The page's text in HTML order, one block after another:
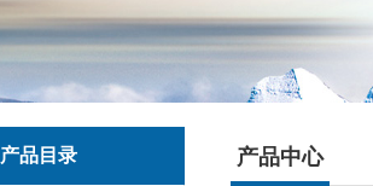
产品目录 产品中心